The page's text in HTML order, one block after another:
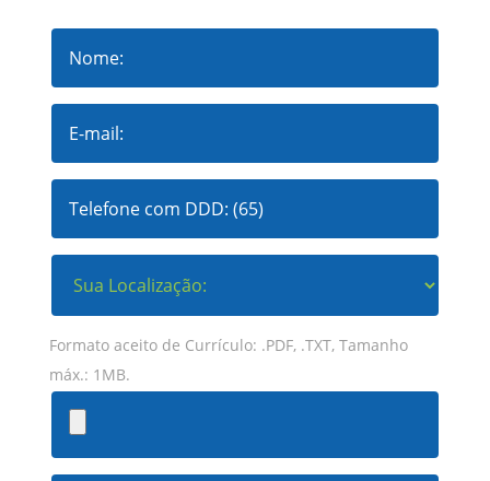
Formato aceito de Currículo: .PDF, .TXT, Tamanho
máx.: 1MB.